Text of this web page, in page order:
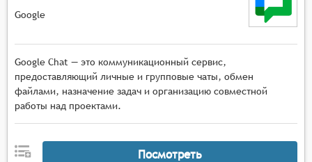
Google
Google Chat — это коммуникационный сервис,
предоставляющий личные и групповые чаты, обмен
файлами, назначение задач и организацию совместной
работы над проектами.
Посмотреть